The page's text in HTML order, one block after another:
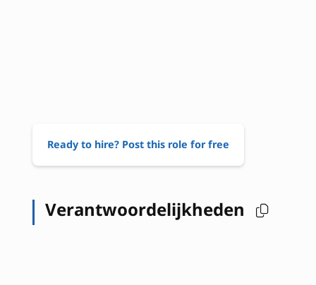
Ready to hire? Post this role for free
Verantwoordelijkheden